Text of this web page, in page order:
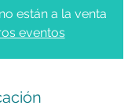
están a la venta
eventos